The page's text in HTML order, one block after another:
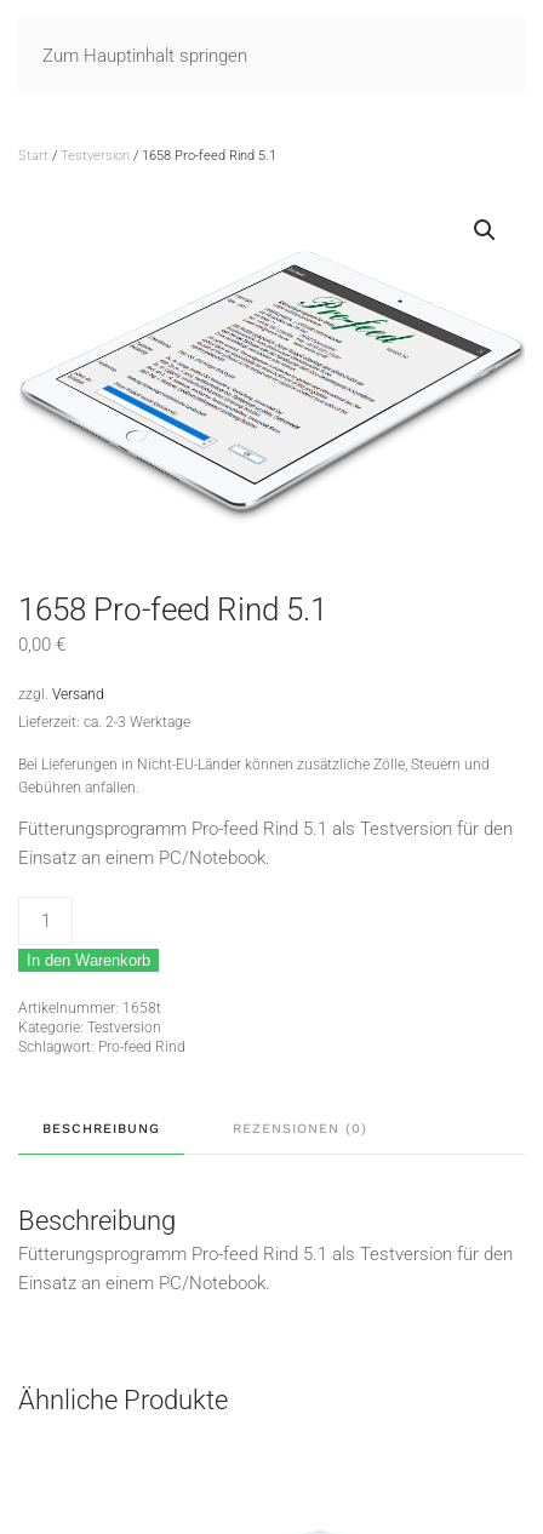
Zum Hauptinhalt springen
Start / Testversion / 1658 Pro-feed Rind 5.1
1658 Pro-feed Rind 5.1
0,00 €
zzgl. Versand
Lieferzeit: ca. 2-3 Werktage
Bei Lieferungen in Nicht-EU-Länder können zusätzliche Zölle, Steuern und
Gebühren anfallen.
Fütterungsprogramm Pro-feed Rind 5.1 als Testversion für den
Einsatz an einem PC/Notebook.
1658
feed
Rind
5.1
Menge
In den Warenkorb
Artikelnummer: 1658t
Kategorie: Testversion
Schlagwort: Pro-feed Rind
BESCHREIBUNG REZENSIONEN (0)
Beschreibung
Fütterungsprogramm Pro-feed Rind 5.1 als Testversion für den
Einsatz an einem PC/Notebook.
Ähnliche Produkte